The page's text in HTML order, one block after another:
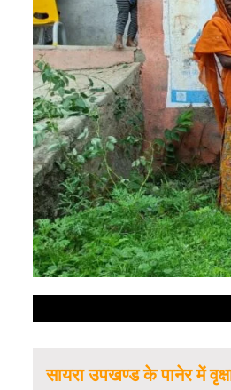
सायरा उपखण्ड के पानेर में